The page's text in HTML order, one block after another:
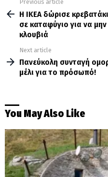
more
Previous article
Η ΙΚΕΑ δώρισε
σε καταφύγιο για να
κλουβιά
Next article
Πανεύκολη συνταγή
μέλι για το πρόσωπό!
You May Also Like